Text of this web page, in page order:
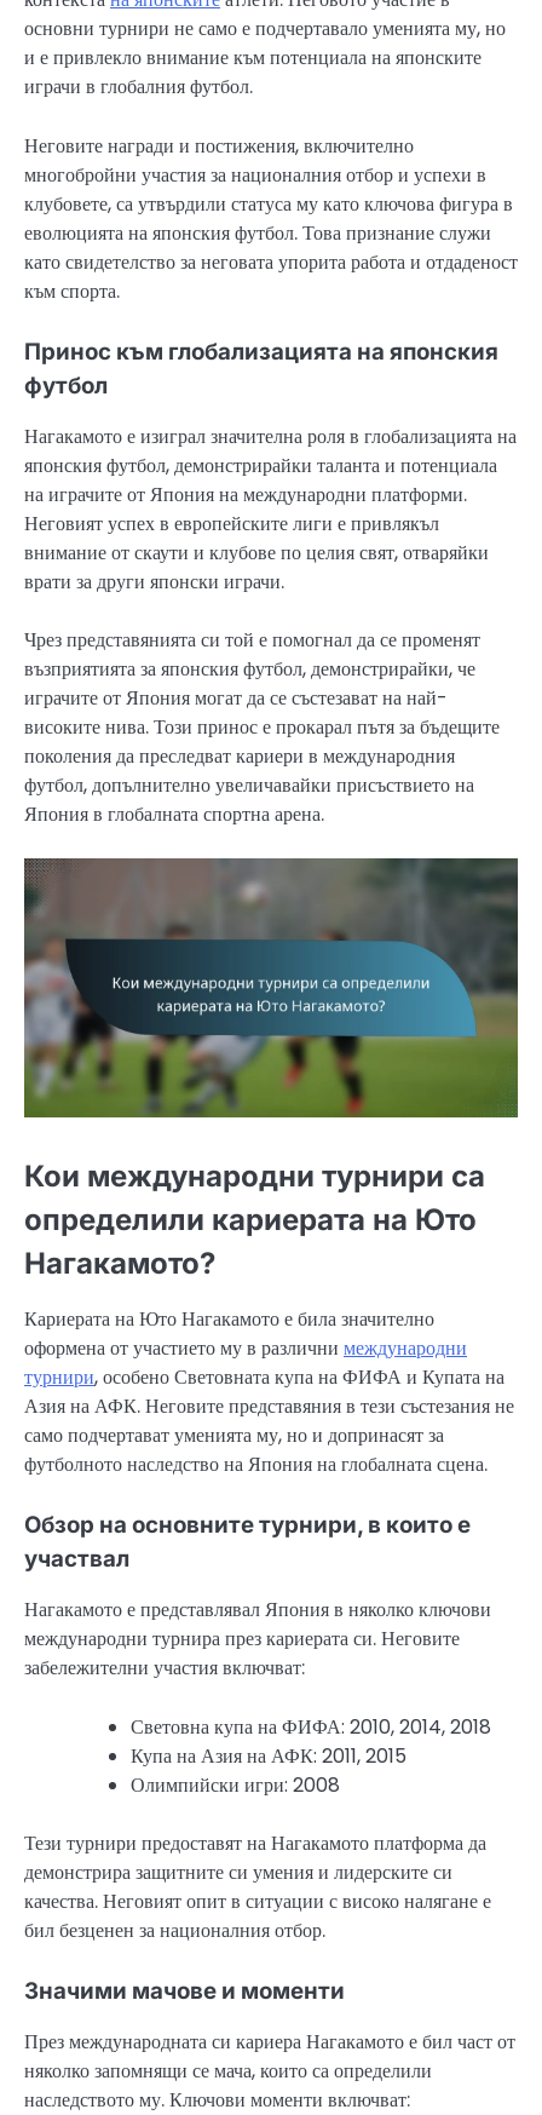
основни турнири не само е подчертавало уменията му, но
и е привлекло внимание към потенциала на японските
играчи в глобалния футбол.
Неговите награди и постижения, включително
многобройни участия за националния отбор и успехи в
клубовете, са утвърдили статуса му като ключова фигура в
еволюцията на японския футбол. Това признание служи
като свидетелство за неговата упорита работа и отдаденост
към спорта.
Принос към глобализацията на японския
футбол
Нагакамото е изиграл значителна роля в глобализацията на
японския футбол, демонстрирайки таланта и потенциала
на играчите от Япония на международни платформи.
Неговият успех в европейските лиги е привлякъл
внимание от скаути и клубове по целия свят, отваряйки
врати за други японски играчи.
Чрез представянията си той е помогнал да се променят
възприятията за японския футбол, демонстрирайки, че
играчите от Япония могат да се състезават на най-
високите нива. Този принос е прокарал пътя за бъдещите
поколения да преследват кариери в международния
футбол, допълнително увеличавайки присъствието на
Япония в глобалната спортна арена.
Кои международни турнири са
определили кариерата на Юто
Нагакамото?
Кариерата на Юто Нагакамото е била значително
оформена от участието му в различни международни
турнири, особено Световната купа на ФИФА и Купата на
Азия на АФК. Неговите представяния в тези състезания не
само подчертават уменията му, но и допринасят за
футболното наследство на Япония на глобалната сцена.
Обзор на основните турнири, в които е
участвал
Нагакамото е представлявал Япония в няколко ключови
международни турнира през кариерата си. Неговите
забележителни участия включват:
Световна купа на ФИФА: 2010, 2014, 2018
Купа на Азия на АФК: 2011, 2015
Олимпийски игри: 2008
Тези турнири предоставят на Нагакамото платформа да
демонстрира защитните си умения и лидерските си
качества. Неговият опит в ситуации с високо налягане е
бил безценен за националния отбор.
Значими мачове и моменти
През международната си кариера Нагакамото е бил част от
няколко запомнящи се мача, които са определили
наследството му. Ключови моменти включват: